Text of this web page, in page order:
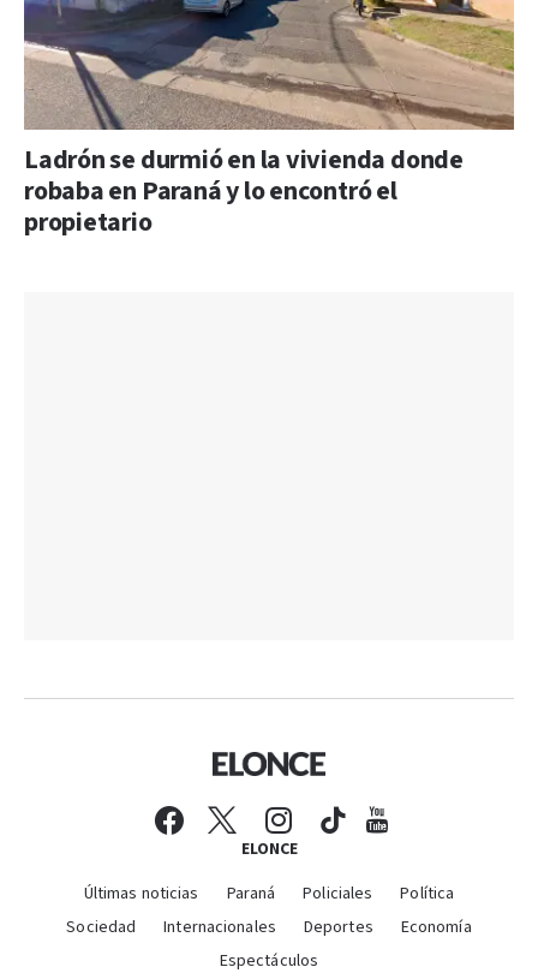
Ladrón se durmió en la vivienda donde
robaba en Paraná y lo encontró el
propietario
ELONCE
Últimas noticias Paraná Policiales
Política
Sociedad
Internacionales Deportes
Economía
Espectáculos